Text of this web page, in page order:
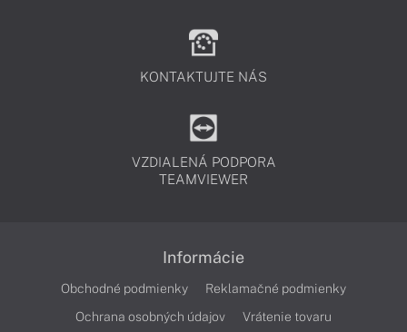
KONTAKTUJTE NÁS
VZDIALENÁ PODPORA
TEAMVIEWER
Informácie
Obchodné podmienky
Reklamačné podmienky
Ochrana osobných údajov
Vrátenie tovaru